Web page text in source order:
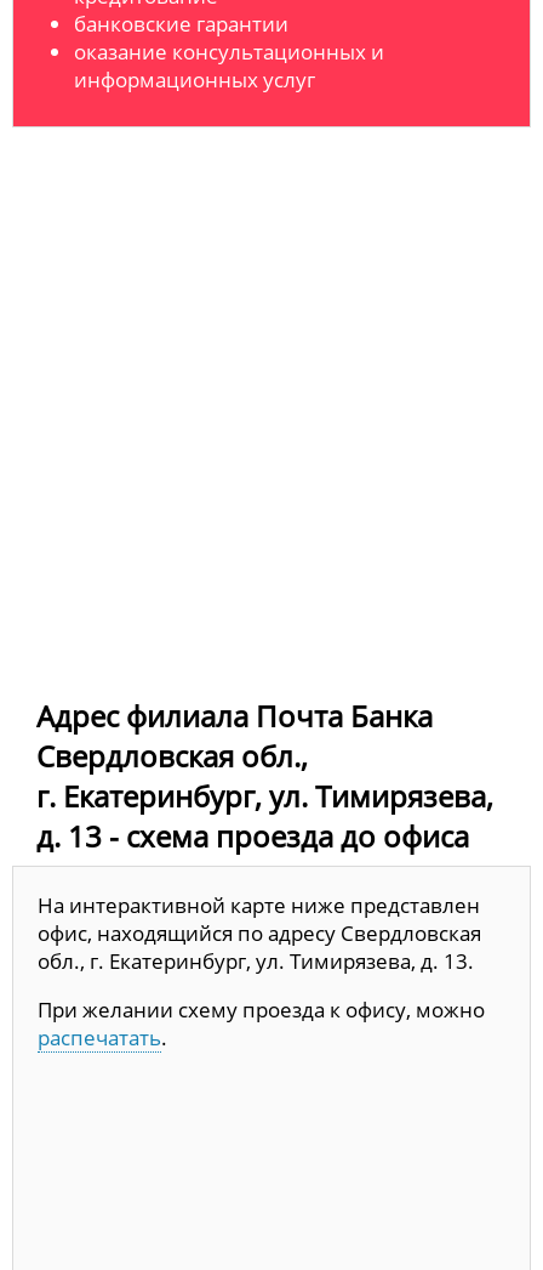
банковские гарантии
оказание консультационных и
информационных услуг
Адрес филиала Почта Банка
Свердловская обл.,
г. Екатеринбург, ул. Тимирязева,
д. 13 - схема проезда до офиса
На интерактивной карте ниже представлен
офис, находящийся по адресу Свердловская
обл., г. Екатеринбург, ул. Тимирязева, д. 13.
При желании схему проезда к офису, можно
распечатать.